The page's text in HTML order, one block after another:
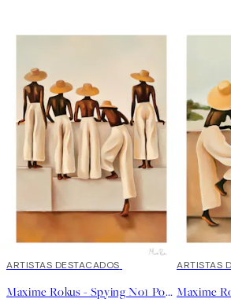
40%*
ARTISTAS DESTACADOS
Maxime Rokus - Spying No1 Poster
40%*
ARTISTAS